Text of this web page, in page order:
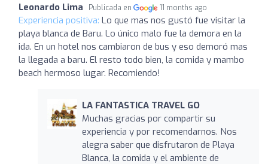
Leonardo Lima Publicada en 11 months ago
Experiencia positiva: Lo que mas nos gustó fue visitar la
playa blanca de Baru. Lo único malo fue la demora en la
ida. En un hotel nos cambiaron de bus y eso demoró mas
la llegada a baru. El resto todo bien, la comida y mambo
beach hermoso lugar. Recomiendo!
LA FANTASTICA TRAVEL GO
Muchas gracias por compartir su
experiencia y por recomendarnos. Nos
alegra saber que disfrutaron de Playa
Blanca, la comida y el ambiente de